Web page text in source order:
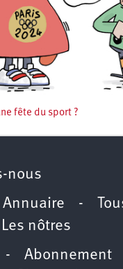
fête du sport ?
nous
Annuaire -
Les nôtres
Abonnement